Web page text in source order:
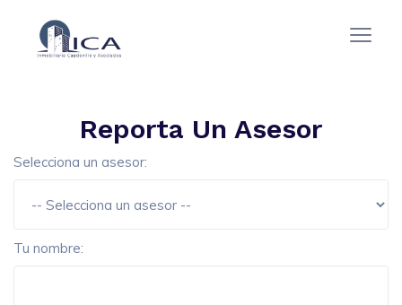
Reporta Un Asesor
Selecciona un asesor:
Tu nombre: